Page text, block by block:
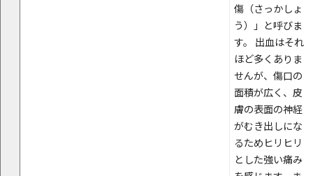
傷（さっかしょ
う）」と呼びま
す。 出血はそれ
ほど多くありま
せんが、傷口の
面積が広く、皮
膚の表面の神経
がむき出しにな
るためヒリヒリ
とした強い痛み